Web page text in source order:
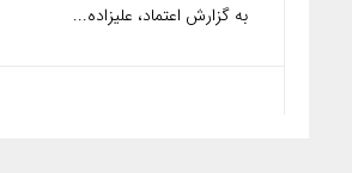
به گزارش اعتماد، علیزاده...